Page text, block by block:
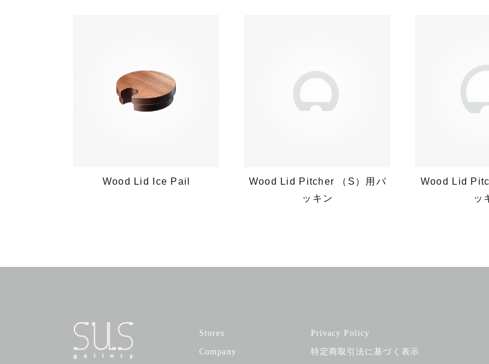
Wood Lid Ice Pail
Wood Lid Pitcher （S）用パ
ッキン
Wood Lid
ッ
Stores
Company
Privacy Policy
特定商取引法に基づく表示